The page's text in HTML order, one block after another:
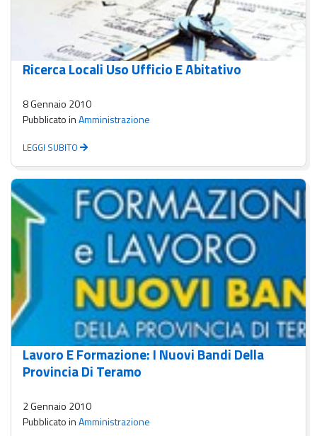
Ricerca Locali Uso Ufficio E Abitativo
8 Gennaio 2010
Pubblicato inAmministrazione
LEGGI SUBITO
Lavoro E Formazione: I Nuovi Bandi Della
Provincia Di Teramo
2 Gennaio 2010
Pubblicato inAmministrazione